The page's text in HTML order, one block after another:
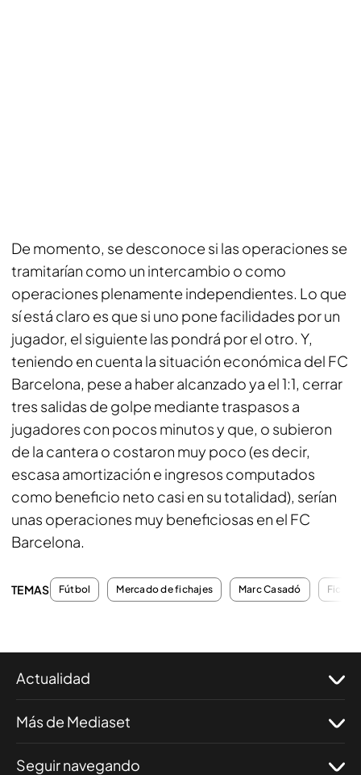
De momento, se desconoce si las operaciones se
tramitarían como un intercambio o como
operaciones plenamente independientes. Lo que
sí está claro es que si uno pone facilidades por un
jugador, el siguiente las pondrá por el otro. Y,
teniendo en cuenta la situación económica del FC
Barcelona, pese a haber alcanzado ya el 1:1, cerrar
tres salidas de golpe mediante traspasos a
jugadores con pocos minutos y que, o subieron
de la cantera o costaron muy poco (es decir,
escasa amortización e ingresos computados
como beneficio neto casi en su totalidad), serían
unas operaciones muy beneficiosas en el FC
Barcelona.
TEMAS Fútbol Mercado de fichajes Marc Casadó
Actualidad
Más de Mediaset
Seguir navegando